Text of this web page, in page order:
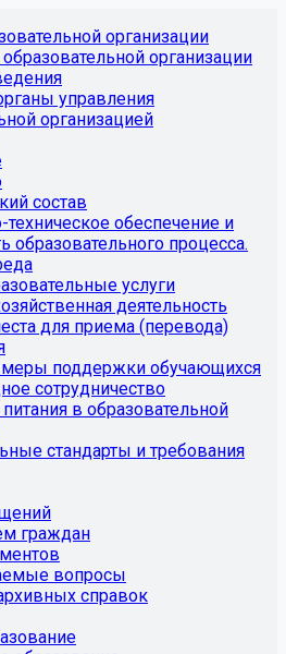
организации
организации
управления
организацией
состав
обеспечение и
образовательного процесса.
услуги
деятельность
для приема (перевода)
меры поддержки обучающихся
сотрудничество
в образовательной
стандарты и требования
граждан
вопросы
справок